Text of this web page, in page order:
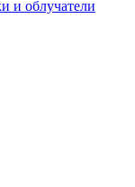
и облучатели